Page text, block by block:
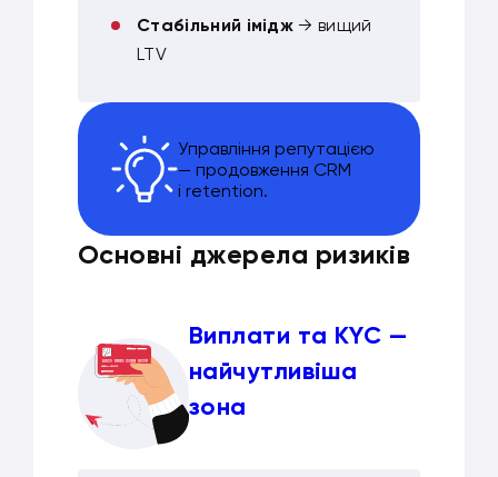
Стабільний імідж → вищий
LTV
Управління репутацією
— продовження CRM
і retention.
Основні джерела ризиків
Виплати та KYC —
найчутливіша
зона